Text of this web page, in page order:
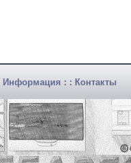
Информация : : Контакты